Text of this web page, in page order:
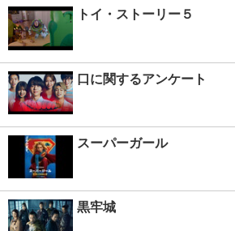
トイ・ストーリー５
口に関するアンケート
スーパーガール
黒牢城